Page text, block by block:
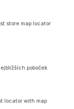
store map locator
poboček
locator with map